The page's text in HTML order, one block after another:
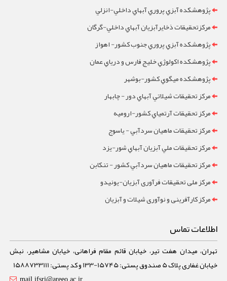
پژوهشکده آبزي پروري آبهاي داخلي-انزلي
مرکزتحقيقات ذخايرآبزيان آبهاي داخلي-گرگان
پژوهشکده آبزي پروري جنوب کشور- اهواز
پژوهشکده اکولوژي خليج فارس و درياي عمان
پژوهشکده ميگوي کشور-بوشهر
مرکز تحقيقات شيلاتي آبهاي دور - چابهار
مرکز تحقيقات آرتمياي کشور-ارومیه
مرکز تحقيقات ماهيان سردآبي - ياسوج
مرکز تحقيقات ملي آبزيان آبهاي شور-یزد
مرکز تحقيقات ماهيان سردآبي کشور - تنکابن
مرکز ملی تحقیقات فرآوری آبزیان-یونیدو
مرکز کارآفرینی و نوآوری شیلات و آبزیان
اطلاعات تماس
تهران، میدان هفت تیر، خیابان قائم مقام فراهانی، خیابان مشاهیر، نبش
خیابان غفاری پلاک 5 صندوق پستی: 15745-133 و کد پستی: 1588733111
mail.ifsri@areeo.ac.ir